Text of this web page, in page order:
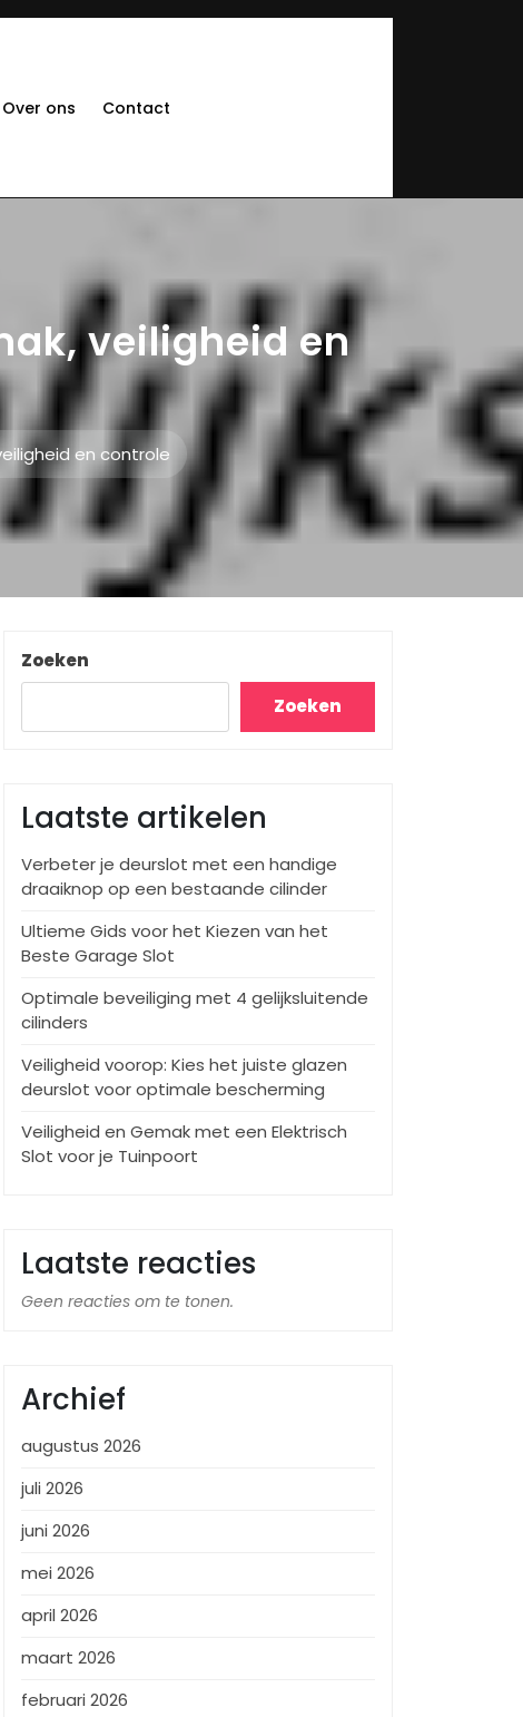
Over ons Contact
veiligheid en
en controle
Zoeken
Zoeken
Laatste artikelen
Verbeter je deurslot met een handige
draaiknop op een bestaande cilinder
Ultieme Gids voor het Kiezen van het
Beste Garage Slot
Optimale beveiliging met 4 gelijksluitende
cilinders
Veiligheid voorop: Kies het juiste glazen
deurslot voor optimale bescherming
Veiligheid en Gemak met een Elektrisch
Slot voor je Tuinpoort
Laatste reacties
Geen reacties om te tonen.
Archief
augustus 2026
juli 2026
juni 2026
mei 2026
april 2026
maart 2026
februari 2026